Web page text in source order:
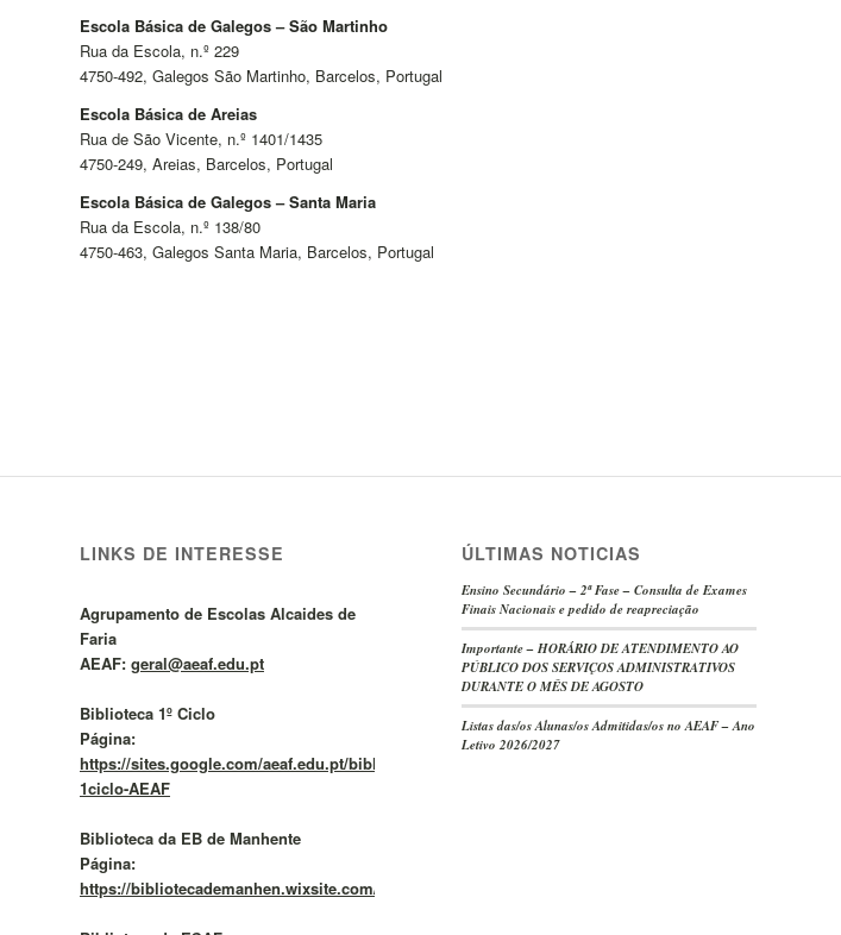
Escola Básica de Galegos – São Martinho
Rua da Escola, n.º 229
4750-492, Galegos São Martinho, Barcelos, Portugal
Escola Básica de Areias
Rua de São Vicente, n.º 1401/1435
4750-249, Areias, Barcelos, Portugal
Escola Básica de Galegos – Santa Maria
Rua da Escola, n.º 138/80
4750-463, Galegos Santa Maria, Barcelos, Portugal
LINKS DE INTERESSE
Agrupamento de Escolas Alcaides de
Faria
AEAF: geral@aeaf.edu.pt
Biblioteca 1º Ciclo
Página:
https://sites.google.com/aeaf.edu.pt/bibliotecas1cicloaeaf/BE-
1ciclo-AEAF
Biblioteca da EB de Manhente
Página:
https://bibliotecademanhen.wixsite.com/meusite/
ÚLTIMAS NOTICIAS
Ensino Secundário – 2ª Fase – Consulta de Exames
Finais Nacionais e pedido de reapreciação
Importante – HORÁRIO DE ATENDIMENTO AO
PÚBLICO DOS SERVIÇOS ADMINISTRATIVOS
DURANTE O MÊS DE AGOSTO
Listas das/os Alunas/os Admitidas/os no AEAF – Ano
Letivo 2026/2027